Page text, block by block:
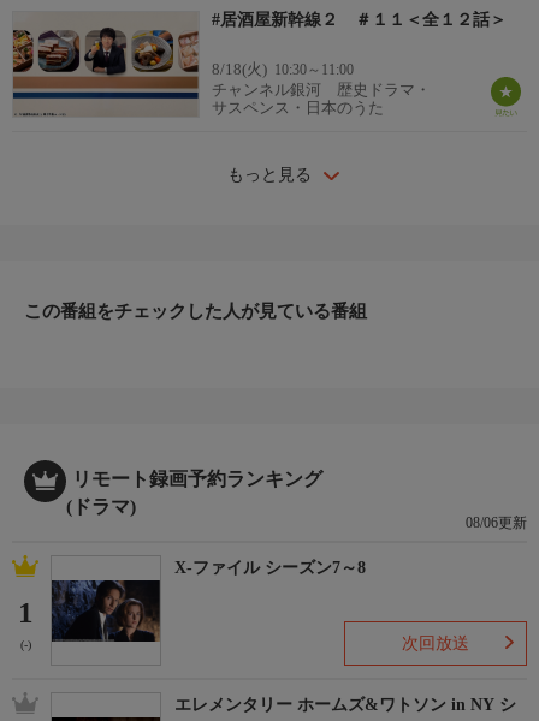
#居酒屋新幹線２ ＃１１＜全１２話＞
8/18(火) 10:30～11:00
チャンネル銀河 歴史ドラマ・
サスペンス・日本のうた
もっと見る
この番組をチェックした人が見ている番組
リモート録画予約ランキング
(ドラマ)
08/06更新
1
(-)
X-ファイル シーズン7～8
次回放送
エレメンタリー ホームズ&ワトソン in NY シ